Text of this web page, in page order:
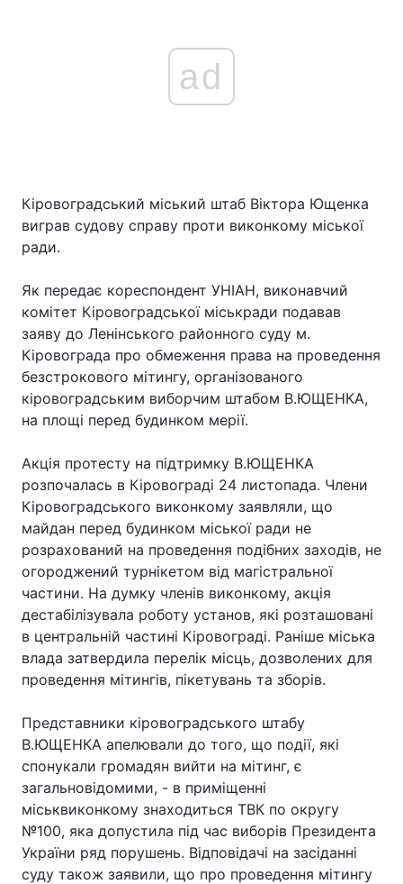
Головна Війна
Україна Політика
Економіка Світ
Спорт Наука
Техно і зв'язок Лайт
Зброя Інциденти
Цікавинки Погода
Екологія Регіони
Відео з Youtube Статті
ad
Кіровоградський міський штаб Віктора Ющенка
виграв судову справу проти виконкому міської
ради.
Як передає кореспондент УНІАН, виконавчий
комітет Кіровоградської міськради подавав
заяву до Ленінського районного суду м.
Кіровограда про обмеження права на проведення
безстрокового мітингу, організованого
кіровоградським виборчим штабом В.ЮЩЕНКА,
на площі перед будинком мерії.
Акція протесту на підтримку В.ЮЩЕНКА
розпочалась в Кіровограді 24 листопада. Члени
Кіровоградського виконкому заявляли, що
майдан перед будинком міської ради не
розрахований на проведення подібних заходів, не
огороджений турнікетом від магістральної
частини. На думку членів виконкому, акція
дестабілізувала роботу установ, які розташовані
в центральній частині Кіровограді. Раніше міська
влада затвердила перелік місць, дозволених для
проведення мітингів, пікетувань та зборів.
Представники кіровоградського штабу
В.ЮЩЕНКА апелювали до того, що події, які
спонукали громадян вийти на мітинг, є
загальновідомими, - в приміщенні
міськвиконкому знаходиться ТВК по округу
№100, яка допустила під час виборів Президента
України ряд порушень. Відповідачі на засіданні
суду також заявили, що про проведення мітингу